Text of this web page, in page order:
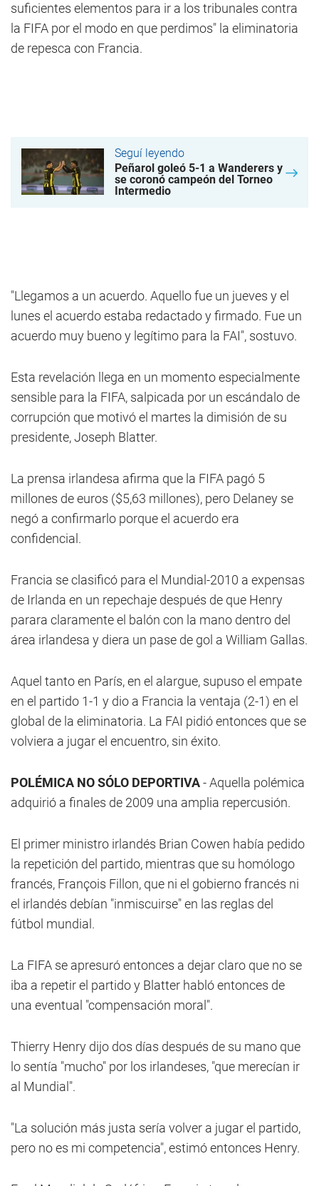
suficientes elementos para ir a los tribunales contra
la FIFA por el modo en que perdimos" la eliminatoria
de repesca con Francia.
Seguí leyendo
Peñarol goleó 5-1 a Wanderers y
se coronó campeón del Torneo
Intermedio
"Llegamos a un acuerdo. Aquello fue un jueves y el
lunes el acuerdo estaba redactado y firmado. Fue un
acuerdo muy bueno y legítimo para la FAI", sostuvo.
Esta revelación llega en un momento especialmente
sensible para la FIFA, salpicada por un escándalo de
corrupción que motivó el martes la dimisión de su
presidente, Joseph Blatter.
La prensa irlandesa afirma que la FIFA pagó 5
millones de euros ($5,63 millones), pero Delaney se
negó a confirmarlo porque el acuerdo era
confidencial.
Francia se clasificó para el Mundial-2010 a expensas
de Irlanda en un repechaje después de que Henry
parara claramente el balón con la mano dentro del
área irlandesa y diera un pase de gol a William Gallas.
Aquel tanto en París, en el alargue, supuso el empate
en el partido 1-1 y dio a Francia la ventaja (2-1) en el
global de la eliminatoria. La FAI pidió entonces que se
volviera a jugar el encuentro, sin éxito.
POLÉMICA NO SÓLO DEPORTIVA- Aquella polémica
adquirió a finales de 2009 una amplia repercusión.
El primer ministro irlandés Brian Cowen había pedido
la repetición del partido, mientras que su homólogo
francés, François Fillon, que ni el gobierno francés ni
el irlandés debían "inmiscuirse" en las reglas del
fútbol mundial.
La FIFA se apresuró entonces a dejar claro que no se
iba a repetir el partido y Blatter habló entonces de
una eventual "compensación moral".
Thierry Henry dijo dos días después de su mano que
lo sentía "mucho" por los irlandeses, "que merecían ir
al Mundial".
"La solución más justa sería volver a jugar el partido,
pero no es mi competencia", estimó entonces Henry.